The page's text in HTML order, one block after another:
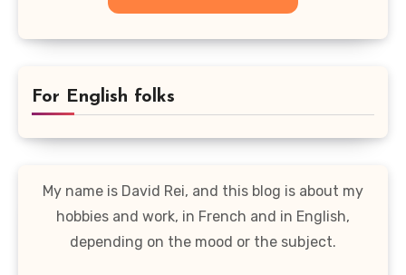
For English folks
My name is David Rei, and this blog is about my
hobbies and work, in French and in English,
depending on the mood or the subject.